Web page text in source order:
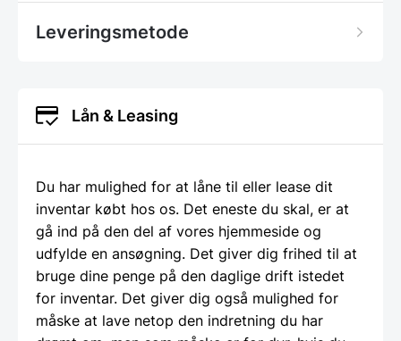
Leveringsmetode
Lån & Leasing
Du har mulighed for at låne til eller lease dit
inventar købt hos os. Det eneste du skal, er at
gå ind på den del af vores hjemmeside og
udfylde en ansøgning. Det giver dig frihed til at
bruge dine penge på den daglige drift istedet
for inventar. Det giver dig også mulighed for
måske at lave netop den indretning du har